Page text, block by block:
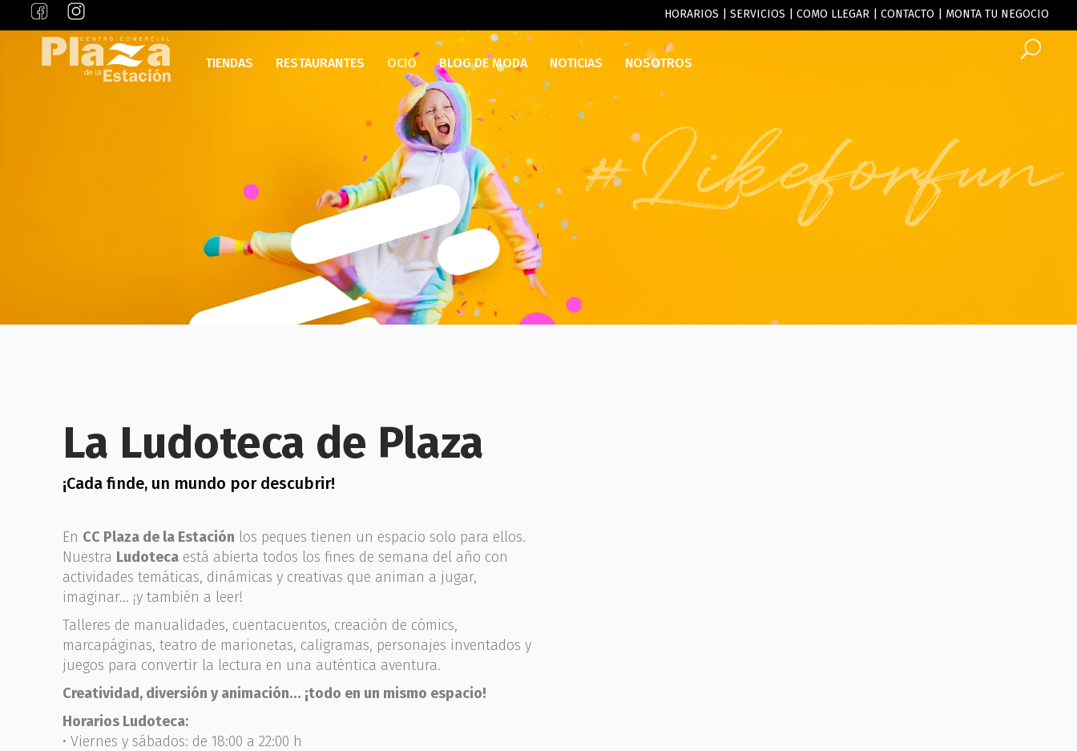
HORARIOS SERVICIOS COMO LLEGAR CONTACTO MONTA TU NEGOCIO
TIENDAS RESTAURANTES OCIO BLOG DE MODA NOTICIAS NOSOTROS
#Likeforfun
La Ludoteca de Plaza
¡Cada finde, un mundo por descubrir!
En CC Plaza de la Estación los peques tienen un espacio solo para ellos.
Nuestra Ludotecaestá abierta todos los fines de semana del año con
actividades temáticas, dinámicas y creativas que animan a jugar,
imaginar… ¡y también a leer!
Talleres de manualidades, cuentacuentos, creación de cómics,
marcapáginas, teatro de marionetas, caligramas, personajes inventados y
juegos para convertir la lectura en una auténtica aventura.
Creatividad, diversión y animación… ¡todo en un mismo espacio!
Horarios Ludoteca:
• Viernes y sábados: de 18:00 a 22:00 h